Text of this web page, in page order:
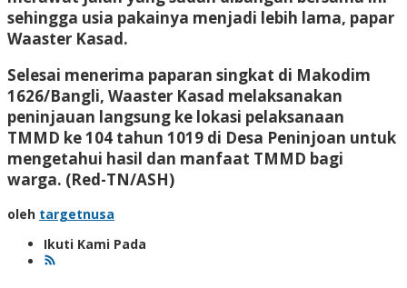
sehingga usia pakainya menjadi lebih lama, papar
Waaster Kasad.
Selesai menerima paparan singkat di Makodim
1626/Bangli, Waaster Kasad melaksanakan
peninjauan langsung ke lokasi pelaksanaan
TMMD ke 104 tahun 1019 di Desa Peninjoan untuk
mengetahui hasil dan manfaat TMMD bagi
warga. (Red-TN/ASH)
oleh targetnusa
Ikuti Kami Pada